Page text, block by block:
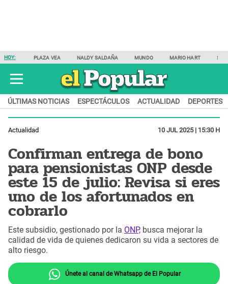
HOY: PLAZA VEA NALDY SALDAÑA MUNDO MARIO HART
ÚLTIMAS NOTICIAS ESPECTÁCULOS ACTUALIDAD DEPORTES
Actualidad 10 JUL 2025 | 15:30 H
Confirman entrega de bono
para pensionistas ONP desde
este 15 de julio: Revisa si eres
uno de los afortunados en
cobrarlo
Este subsidio, gestionado por la ONP, busca mejorar la
calidad de vida de quienes dedicaron su vida a sectores de
alto riesgo.
Únete al canal de Whatsapp de El Popular